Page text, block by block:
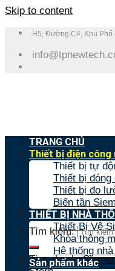
Skip to content
H5, Đường C4, Khu Phố
Tìm kiếm:
Tìm nhanh:
TRANG CHỦ
Thiết bị điện công
Thiết bị tự
Thiết bị đóng
Thiết bị đo
Biến tần
THIẾT BỊ NHÀ
Thiết Bị Vệ
Khóa thông
Hệ thống
Sản phẩm khác